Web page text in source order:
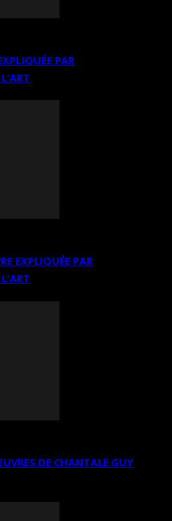
PAR
EXPLIQUÉE PAR
DE CHANTALE GUY